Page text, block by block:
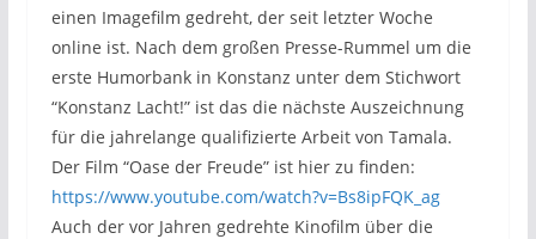
einen Imagefilm gedreht, der seit letzter Woche
online ist. Nach dem großen Presse-Rummel um die
erste Humorbank in Konstanz unter dem Stichwort
“Konstanz Lacht!” ist das die nächste Auszeichnung
für die jahrelange qualifizierte Arbeit von Tamala.
Der Film “Oase der Freude” ist hier zu finden:
https://www.youtube.com/watch?v=Bs8ipFQK_ag
Auch der vor Jahren gedrehte Kinofilm über die